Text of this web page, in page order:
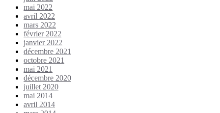
mai 2022
avril 2022
mars 2022
février 2022
janvier 2022
décembre 2021
octobre 2021
mai 2021
décembre 2020
juillet 2020
mai 2014
avril 2014